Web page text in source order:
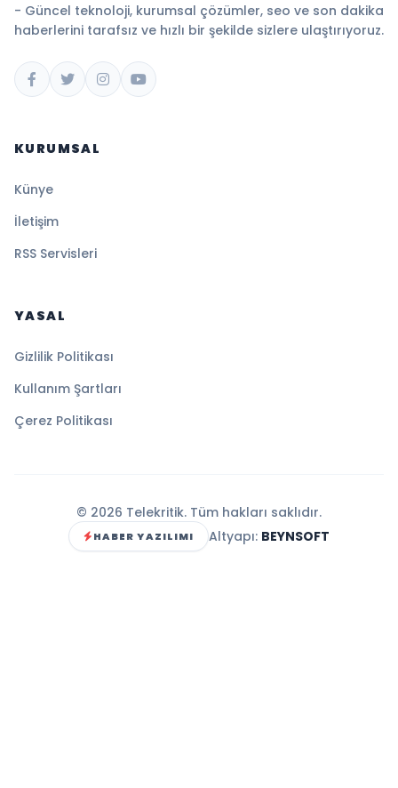
- Güncel teknoloji, kurumsal çözümler, seo ve son dakika
haberlerini tarafsız ve hızlı bir şekilde sizlere ulaştırıyoruz.
KURUMSAL
Künye
İletişim
RSS Servisleri
YASAL
Gizlilik Politikası
Kullanım Şartları
Çerez Politikası
© 2026 Telekritik. Tüm hakları saklıdır.
HABER YAZILIMI Altyapı: BEYNSOFT